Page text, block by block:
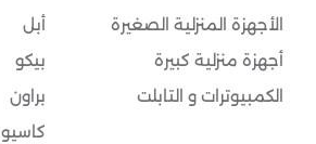
الأجهزة المنزلية الصغيرة
أجهزة منزلية كبيرة
الكمبيوترات و التابلت
أبل
بيكو
براون
كاسيو